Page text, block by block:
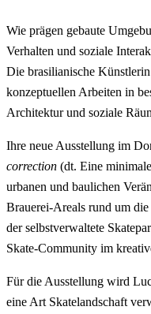
Wie prägen gebaute
Verhalten und soziale
Die brasilianische
konzeptuellen Arbeiten in
Architektur und soziale
Ihre neue Ausstellung im
correction (dt. Eine
urbanen und baulichen
Brauerei-Areals rund um
der selbstverwaltete
Skate-Community im
Für die Ausstellung wird
eine Art Skatelandschaft